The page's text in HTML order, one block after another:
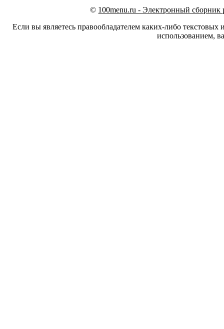
© 100menu.ru - Электронный сборник
Если вы являетесь правообладателем каких-либо
использованием,